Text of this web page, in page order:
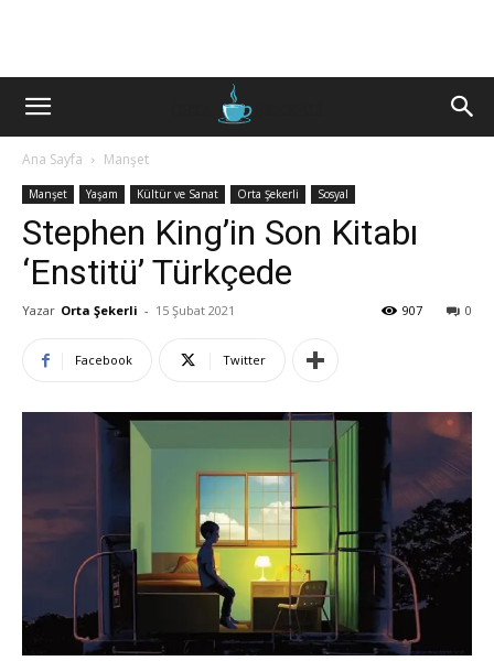
Ana Sayfa Manşet
Manşet Yaşam Kültür ve Sanat Orta Şekerli Sosyal
Stephen King’in Son Kitabı
‘Enstitü’ Türkçede
Yazar Orta Şekerli - 15 Şubat 2021 0
907
Facebook Twitter